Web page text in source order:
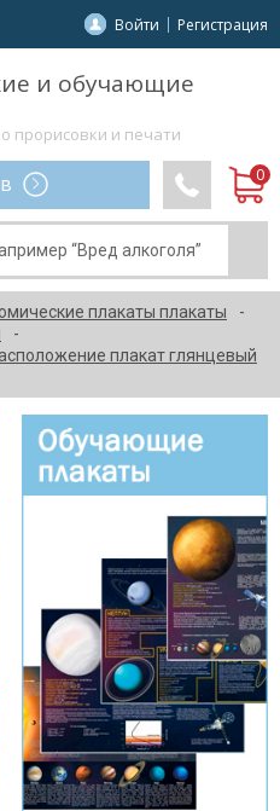
Войти Регистрация
и обучающие
прорисовки и печати
плакаты плакаты
плакат глянцевый